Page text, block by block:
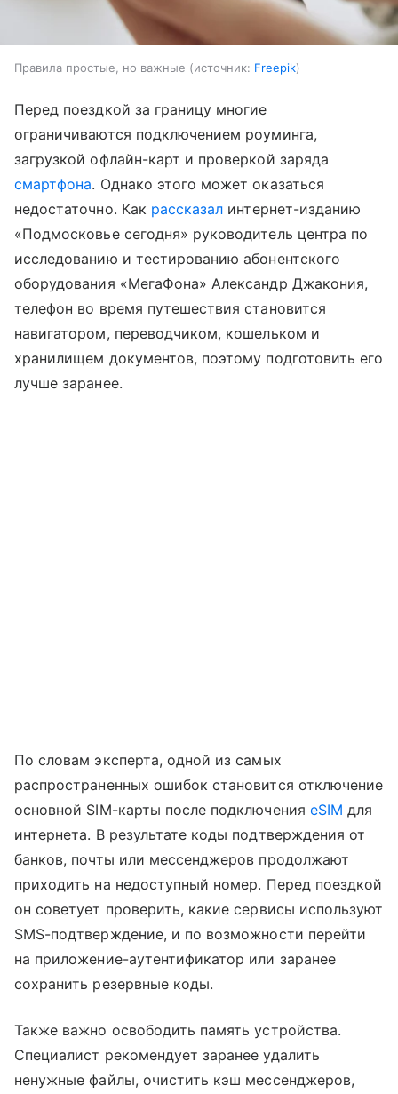
Правила простые, но важные источник: Freepik
Перед поездкой за границу многие
ограничиваются подключением роуминга,
загрузкой офлайн-карт и проверкой заряда
смартфона. Однако этого может оказаться
недостаточно. Как рассказал интернет-изданию
«Подмосковье сегодня» руководитель центра по
исследованию и тестированию абонентского
оборудования «МегаФона» Александр Джакония,
телефон во время путешествия становится
навигатором, переводчиком, кошельком и
хранилищем документов, поэтому подготовить его
лучше заранее.
По словам эксперта, одной из самых
распространенных ошибок становится отключение
основной SIM-карты после подключения eSIM для
интернета. В результате коды подтверждения от
банков, почты или мессенджеров продолжают
приходить на недоступный номер. Перед поездкой
он советует проверить, какие сервисы используют
SMS-подтверждение, и по возможности перейти
на приложение-аутентификатор или заранее
сохранить резервные коды.
Также важно освободить память устройства.
Специалист рекомендует заранее удалить
ненужные файлы, очистить кэш мессенджеров,